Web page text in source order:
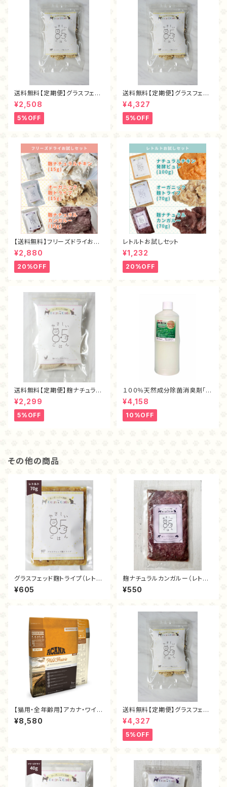
送料無料【定期便】グラスフェッ
ド麴トライプ・フリーズドライ40
ｇ
¥2,508
5%OFF
送料無料【定期便】グラスフェッ
ド麴トライプ・フリーズドライ80
ｇ
¥4,327
5%OFF
【送料無料】フリーズドライお試
しセット
¥2,880
20%OFF
レトルトお試しセット
¥1,232
20%OFF
送料無料【定期便】麹ナチュラル
チキン・フリーズドライ40ｇ
¥2,299
5%OFF
１００％天然成分除菌消臭剤「ま
もるくん（１L）」
¥4,158
10%OFF
その他の商品
グラスフェッド麴トライプ（レトル
ト70ｇ）
¥605
麹ナチュラルカンガルー（レトル
ト70g）
¥550
【猫用・全年齢用】アカナ・ワイル
ドプレイリーキャット1.8kg
¥8,580
送料無料【定期便】グラスフェッ
ド麴トライプ・フリーズドライ80
ｇ
¥4,327
5%OFF